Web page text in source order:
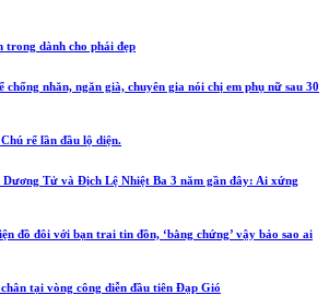
trong dành cho phái đẹp
chống nhăn, ngăn già, chuyên gia nói chị em phụ nữ sau 30
rể lần đầu lộ diện.
Dương Tử và Địch Lệ Nhiệt Ba 3 năm gần đây: Ai xứng
đồ đôi với bạn trai tin đồn, ‘bằng chứng’ vậy bảo sao ai
tại vòng công diễn đầu tiên Đạp Gió